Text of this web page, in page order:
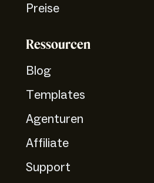
Preise
Ressourcen
Blog
Templates
Agenturen
Affiliate
Support